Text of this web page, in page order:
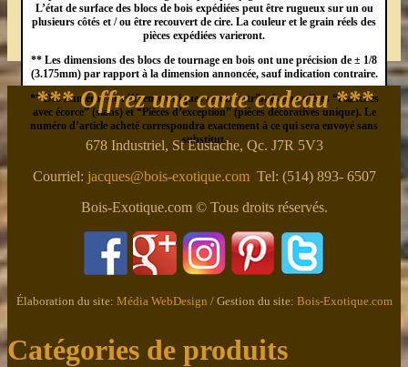
L’état de surface des blocs de bois expédiées peut être rugueux sur un ou
plusieurs côtés et / ou être recouvert de cire. La couleur et le grain réels des
pièces expédiées varieront.
** Les dimensions des blocs de tournage en bois ont une précision de ± 1/8
(3.175mm) par rapport à la dimension annoncée, sauf indication contraire.
** Des numéros de référence uniques seront attribués aux pièces “Planches
avec écorce” (slabs) et “Pièces d’exception” (pièces décoratives unique). Le
numéro d’article acheté correspondra exactement à ce qui sera envoyé sans
substitut.
*** Offrez une carte cadeau ***
678 Industriel, St Eustache, Qc. J7R 5V3
Courriel: jacques@bois-exotique.comTel: (514) 893- 6507
Bois-Exotique.com © Tous droits réservés.
Élaboration du site: Média WebDesign / Gestion du site: Bois-Exotique.com
Catégories de produits